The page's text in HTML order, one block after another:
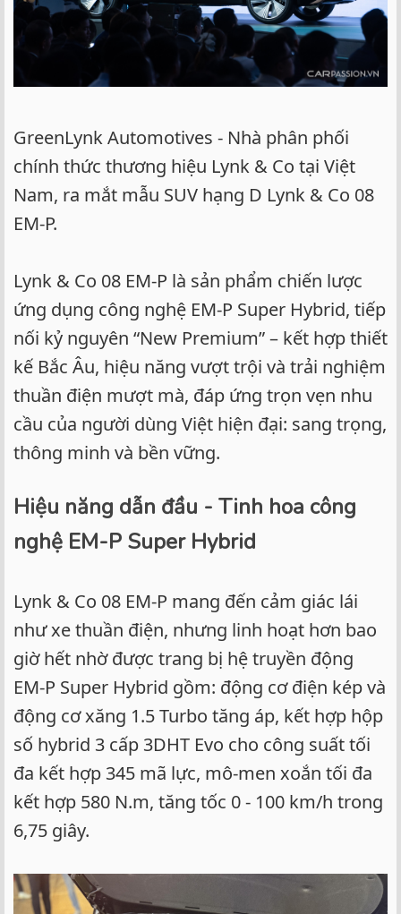
GreenLynk Automotives - Nhà phân phối
chính thức thương hiệu Lynk & Co tại Việt
Nam, ra mắt mẫu SUV hạng D Lynk & Co 08
EM-P.
Lynk & Co 08 EM-P là sản phẩm chiến lược
ứng dụng công nghệ EM-P Super Hybrid, tiếp
nối kỷ nguyên “New Premium” – kết hợp thiết
kế Bắc Âu, hiệu năng vượt trội và trải nghiệm
thuần điện mượt mà, đáp ứng trọn vẹn nhu
cầu của người dùng Việt hiện đại: sang trọng,
thông minh và bền vững.
Hiệu năng dẫn đầu - Tinh hoa công
nghệ EM-P Super Hybrid
Lynk & Co 08 EM-P mang đến cảm giác lái
như xe thuần điện, nhưng linh hoạt hơn bao
giờ hết nhờ được trang bị hệ truyền động
EM-P Super Hybrid gồm: động cơ điện kép và
động cơ xăng 1.5 Turbo tăng áp, kết hợp hộp
số hybrid 3 cấp 3DHT Evo cho công suất tối
đa kết hợp 345 mã lực, mô-men xoắn tối đa
kết hợp 580 N.m, tăng tốc 0 - 100 km/h trong
6,75 giây.